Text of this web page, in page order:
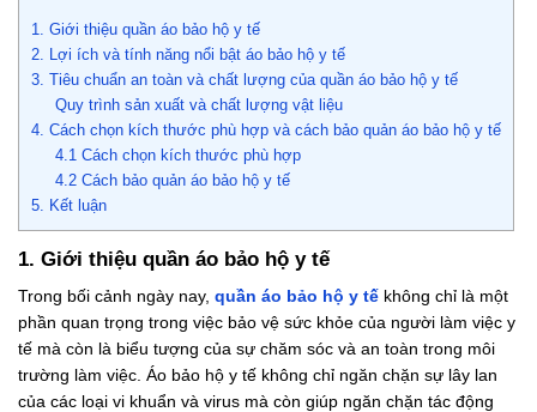
1. Giới thiệu quần áo bảo hộ y tế
2. Lợi ích và tính năng nổi bật áo bảo hộ y tế
3. Tiêu chuẩn an toàn và chất lượng của quần áo bảo hộ y tế
Quy trình sản xuất và chất lượng vật liệu
4. Cách chọn kích thước phù hợp và cách bảo quản áo bảo hộ y tế
4.1 Cách chọn kích thước phù hợp
4.2 Cách bảo quản áo bảo hộ y tế
5. Kết luận
1. Giới thiệu quần áo bảo hộ y tế
Trong bối cảnh ngày nay, quần áo bảo hộ y tế không chỉ là một
phần quan trọng trong việc bảo vệ sức khỏe của người làm việc y
tế mà còn là biểu tượng của sự chăm sóc và an toàn trong môi
trường làm việc. Áo bảo hộ y tế không chỉ ngăn chặn sự lây lan
của các loại vi khuẩn và virus mà còn giúp ngăn chặn tác động